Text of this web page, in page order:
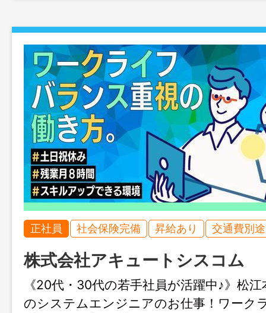
正社員 社会保険完備 昇給あり 交通費別
株式会社アキュートシスコム
《20代・30代の若手社員が活躍中♪》松
のシステムエンジニアのお仕事！ワーク